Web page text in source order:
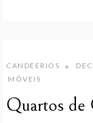
CANDEERIOS
MÓVEIS
Quartos de